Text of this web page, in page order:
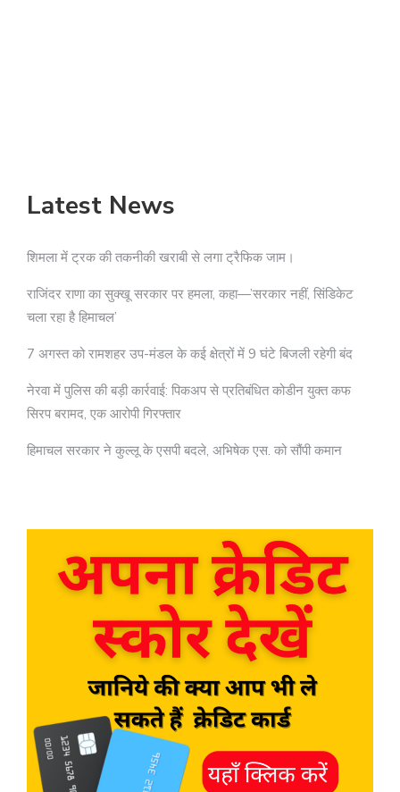
Latest News
शिमला में ट्रक की तकनीकी खराबी से लगा ट्रैफिक जाम।
राजिंदर राणा का सुक्खू सरकार पर हमला, कहा—’सरकार नहीं, सिंडिकेट
चला रहा है हिमाचल’
7 अगस्त को रामशहर उप-मंडल के कई क्षेत्रों में 9 घंटे बिजली रहेगी बंद
नेरवा में पुलिस की बड़ी कार्रवाई: पिकअप से प्रतिबंधित कोडीन युक्त कफ
सिरप बरामद, एक आरोपी गिरफ्तार
हिमाचल सरकार ने कुल्लू के एसपी बदले, अभिषेक एस. को सौंपी कमान